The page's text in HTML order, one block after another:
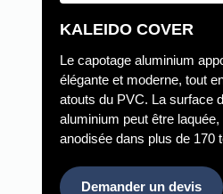
KALEIDO COVER
Le capotage aluminium
élégante et moderne, tout
atouts du PVC. La surface
aluminium peut être
anodisée dans plus de 170
Demander un devis